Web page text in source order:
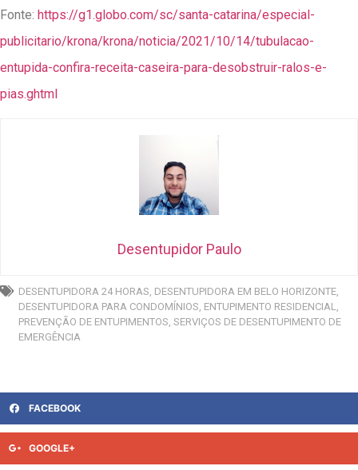
Fonte: https://g1.globo.com/sc/santa-catarina/especial-
publicitario/krona/krona/noticia/2021/10/14/tubulacao-
entupida-confira-receita-caseira-para-desobstruir-ralos-e-
pias.ghtml
Desentupidor Paulo
DESENTUPIDORA 24 HORAS, DESENTUPIDORA EM BELO HORIZONTE,
DESENTUPIDORA PARA CONDOMÍNIOS, ENTUPIMENTO RESIDENCIAL,
PREVENÇÃO DE ENTUPIMENTOS, SERVIÇOS DE DESENTUPIMENTO DE
EMERGÊNCIA
FACEBOOK
GOOGLE+